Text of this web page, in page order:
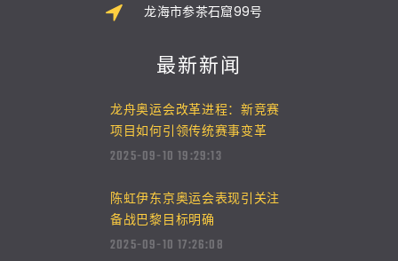
龙海市参茶石窟99号
最新新闻
龙舟奥运会改革进程：新竞赛
项目如何引领传统赛事变革
2025-09-10 19:29:13
陈虹伊东京奥运会表现引关注
备战巴黎目标明确
2025-09-10 17:26:08